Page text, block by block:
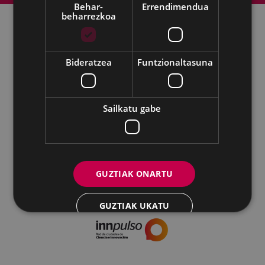
Kultura - Untzaga plaza, 1 | 20600 Eibar
943 70 84 39 / 943 70 84 00 (Pegora) | Faxa: 943 70 84
kultura@eibar.eus pegora@eibar.eus
IFZ: P2003100A | DIR3 L01200300
Behar-
beharrezkoa
Errendimendua
Bideratzea Funtzionaltasuna
Sailkatu gabe
GUZTIAK ONARTU
GUZTIAK UKATU
XEHETASUNAK ERAKUTSI